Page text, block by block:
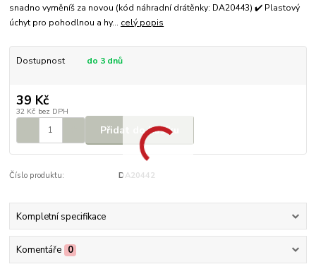
snadno vyměníš za novou (kód náhradní drátěnky: DA20443) ✔️ Plastový
úchyt pro pohodlnou a hy... celý popis
Dostupnost do 3 dnů
39 Kč
32 Kč bez DPH
Přidat do košíku
Číslo produktu: DA20442
Kompletní specifikace
Komentáře 0